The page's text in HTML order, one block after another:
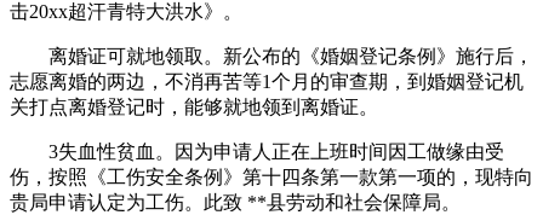
击20xx超汗青特大洪水》。
离婚证可就地领取。新公布的《婚姻登记条例》施行后，
志愿离婚的两边，不消再苦等1个月的审查期，到婚姻登记机
关打点离婚登记时，能够就地领到离婚证。
3失血性贫血。因为申请人正在上班时间因工做缘由受
伤，按照《工伤安全条例》第十四条第一款第一项的，现特向
贵局申请认定为工伤。此致 **县劳动和社会保障局。